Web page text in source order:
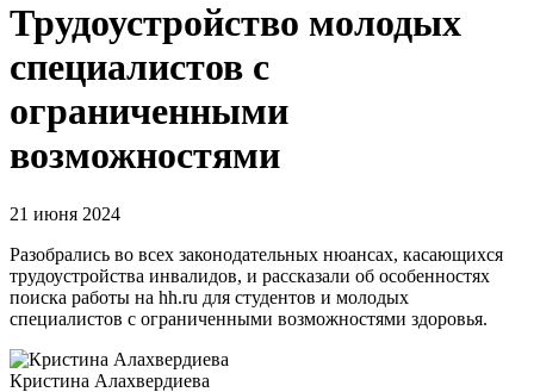
Трудоустройство молодых
специалистов с
ограниченными
возможностями
21 июня 2024
Разобрались во всех законодательных нюансах, касающихся
трудоустройства инвалидов, и рассказали об особенностях
поиска работы на hh.ru для студентов и молодых
специалистов с ограниченными возможностями здоровья.
Кристина Алахвердиева